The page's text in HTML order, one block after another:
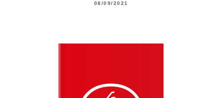
08/09/2021